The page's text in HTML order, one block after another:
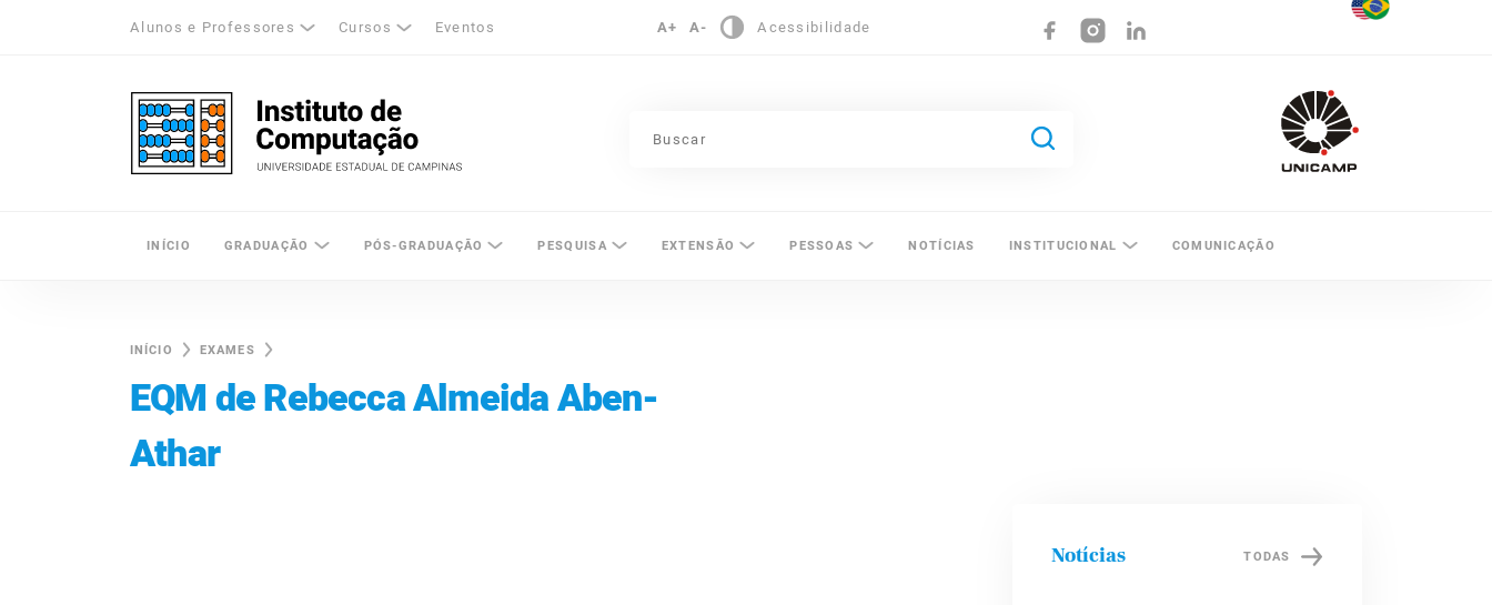
Alunos e Professores Cursos Eventos A+ A- Acessibilidade
Unicamp - Universidade Estadual de Campinas
INÍCIO GRADUAÇÃO PÓS-GRADUAÇÃO PESQUISA EXTENSÃO PESSOAS NOTÍCIAS INSTITUCIONAL COMUNICAÇÃO
INÍCIO EXAMES
EQM de Rebecca Almeida Aben-
Athar
Notícias TODAS